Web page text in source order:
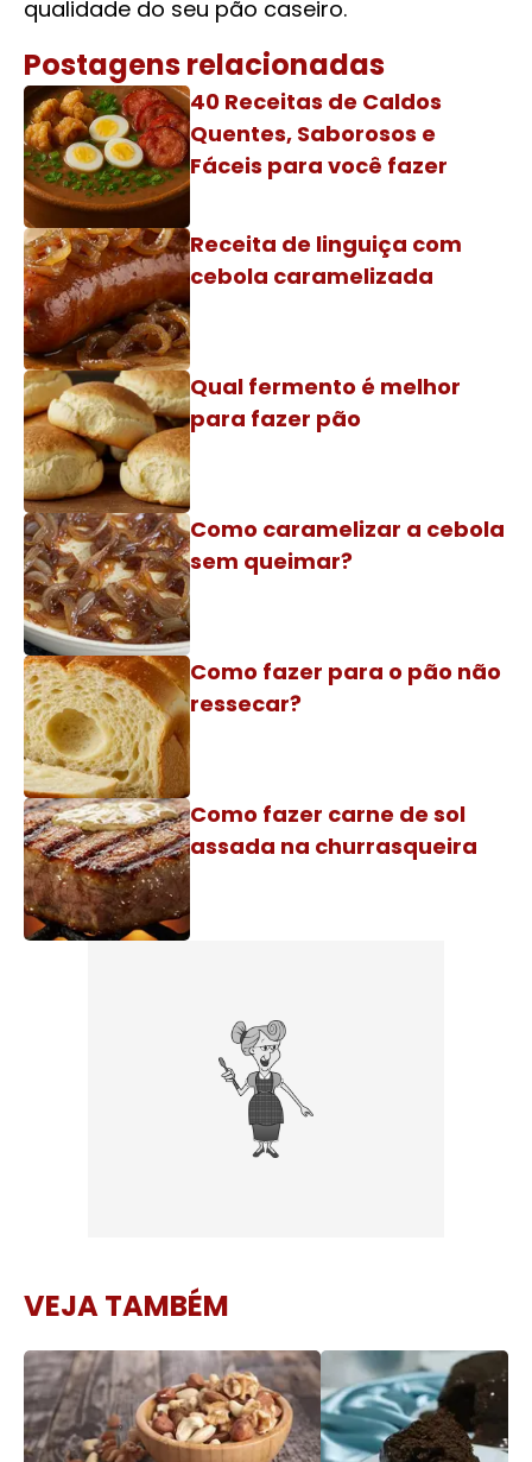
qualidade do seu pão caseiro.
Postagens relacionadas
40 Receitas de Caldos
Quentes, Saborosos e
Fáceis para você fazer
Receita de linguiça com
cebola caramelizada
Qual fermento é melhor
para fazer pão
Como caramelizar a cebola
sem queimar?
Como fazer para o pão não
ressecar?
Como fazer carne de sol
assada na churrasqueira
VEJA TAMBÉM